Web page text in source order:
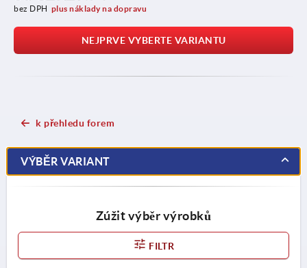
bez DPH plus náklady na dopravu
NEJPRVE VYBERTE VARIANTU
k přehledu forem
VÝBĚR VARIANT
Zúžit výběr výrobků
FILTR